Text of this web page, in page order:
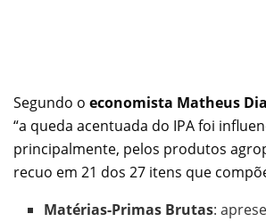
Segundo o economista Matheus
“a queda acentuada do IPA foi
principalmente, pelos produtos
recuo em 21 dos 27 itens que
Matérias-Primas Brutas: